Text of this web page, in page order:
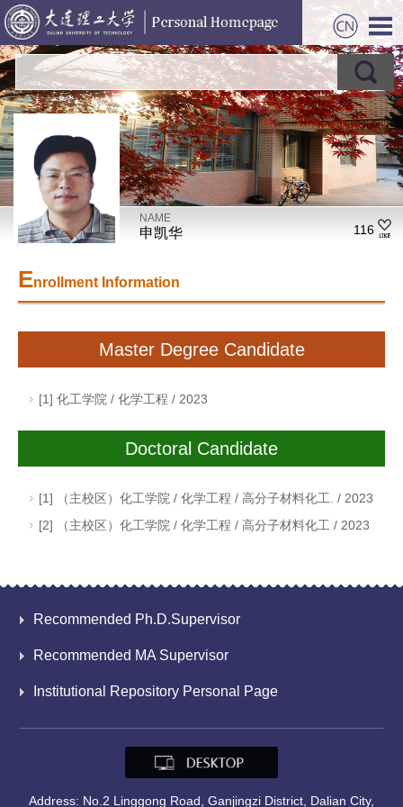
NAME
申凯华 116
Enrollment Information
Master Degree Candidate
[1] 化工学院 / 化学工程 / 2023
Doctoral Candidate
[1] （主校区）化工学院 / 化学工程 / 高分子材料化工. / 2023
[2] （主校区）化工学院 / 化学工程 / 高分子材料化工 / 2023
Recommended Ph.D.Supervisor
Recommended MA Supervisor
Institutional Repository Personal Page
Address: No.2 Linggong Road, Ganjingzi District, Dalian City,